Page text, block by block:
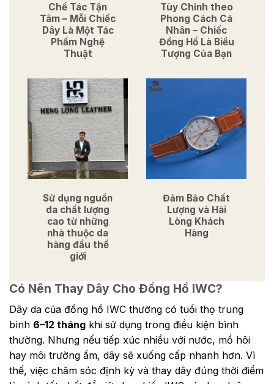
Chế Tác Tận
Tâm – Mỗi Chiếc
Dây Là Một Tác
Phẩm Nghệ
Thuật
Tùy Chỉnh theo
Phong Cách Cá
Nhân – Chiếc
Đồng Hồ Là Biểu
Tượng Của Bạn
Sử dụng nguồn
da chất lượng
cao từ những
nhà thuộc da
hàng đầu thế
giới
Đảm Bảo Chất
Lượng và Hài
Lòng Khách
Hàng
Có Nên Thay Dây Cho Đồng Hồ IWC?
Dây da của đồng hồ IWC thường có tuổi thọ trung
bình 6–12 tháng khi sử dụng trong điều kiện bình
thường. Nhưng nếu tiếp xúc nhiều với nước, mồ hôi
hay môi trường ẩm, dây sẽ xuống cấp nhanh hơn. Vì
thế, việc chăm sóc định kỳ và thay dây đúng thời điểm